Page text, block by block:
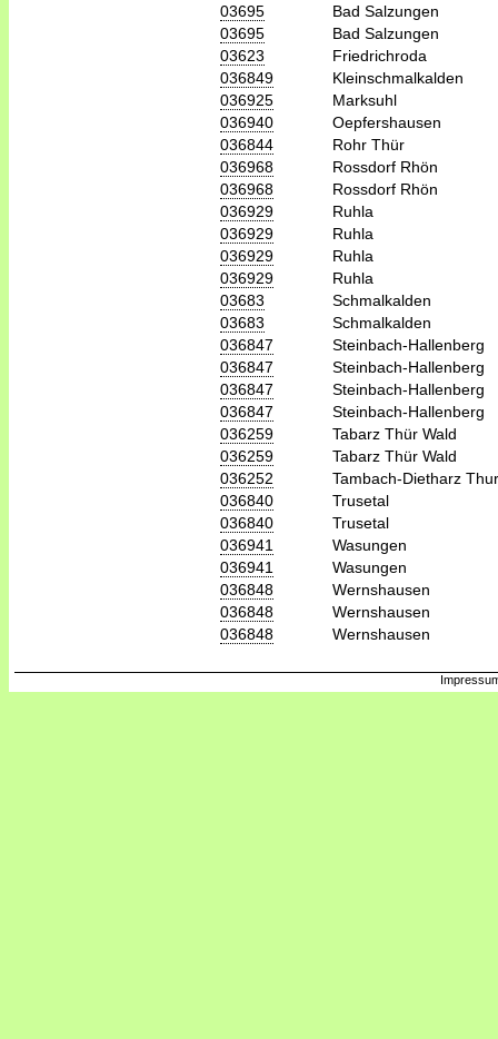
03695
Bad Salzungen
03695
Bad Salzungen
03623
Friedrichroda
036849
Kleinschmalkalden
036925
Marksuhl
036940
Oepfershausen
036844
Rohr Thür
036968
Rossdorf Rhön
036968
Rossdorf Rhön
036929
Ruhla
036929
Ruhla
036929
Ruhla
036929
Ruhla
03683
Schmalkalden
03683
Schmalkalden
036847
Steinbach-Hallenberg
036847
Steinbach-Hallenberg
036847
Steinbach-Hallenberg
036847
Steinbach-Hallenberg
036259
Tabarz Thür Wald
036259
Tabarz Thür Wald
036252
Tambach-Dietharz
036840
Trusetal
036840
Trusetal
036941
Wasungen
036941
Wasungen
036848
Wernshausen
036848
Wernshausen
036848
Wernshausen